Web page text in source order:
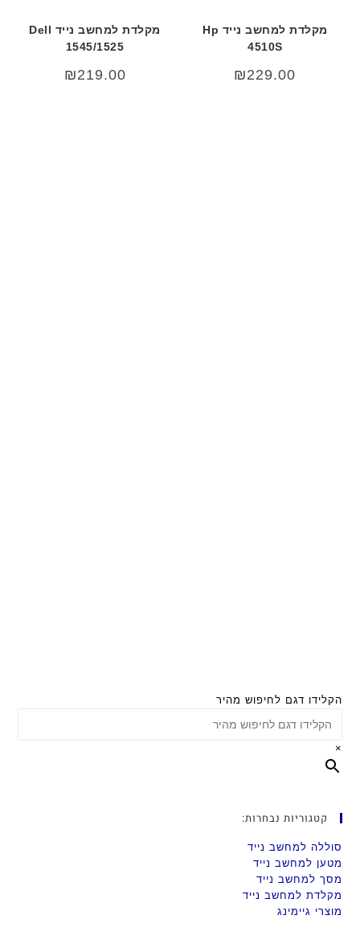
מקלדת למחשב נייד Hp
4510S
₪229.00
מקלדת למחשב נייד Dell
1545/1525
₪219.00
הקלידו דגם לחיפוש מהיר
×
קטגוריות נבחרות:
סוללה למחשב נייד
מטען למחשב נייד
מסך למחשב נייד
מקלדת למחשב נייד
מוצרי גיימינג